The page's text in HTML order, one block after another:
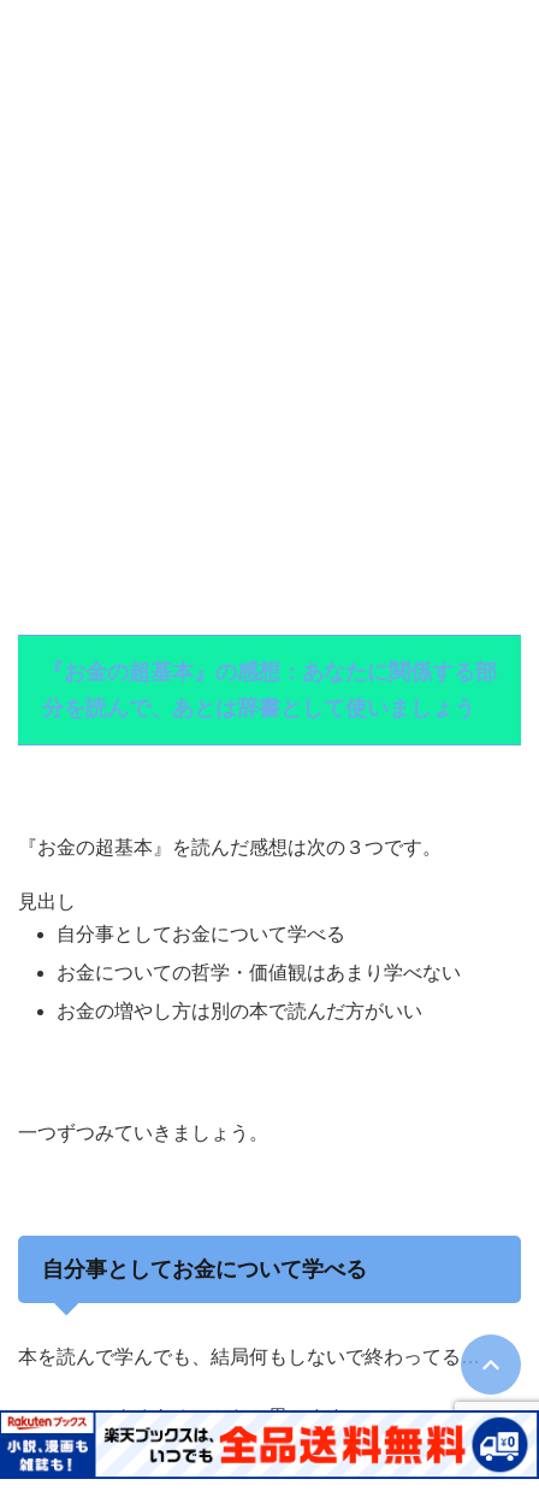
『お金の超基本』の感想：あなたに関係する部
分を読んで、あとは辞書として使いましょう
『お金の超基本』を読んだ感想は次の３つです。
見出し
自分事としてお金について学べる
お金についての哲学・価値観はあまり学べない
お金の増やし方は別の本で読んだ方がいい
一つずつみていきましょう。
自分事としてお金について学べる
本を読んで学んでも、結局何もしないで終わってる…
ってことはよくあることだと思います。